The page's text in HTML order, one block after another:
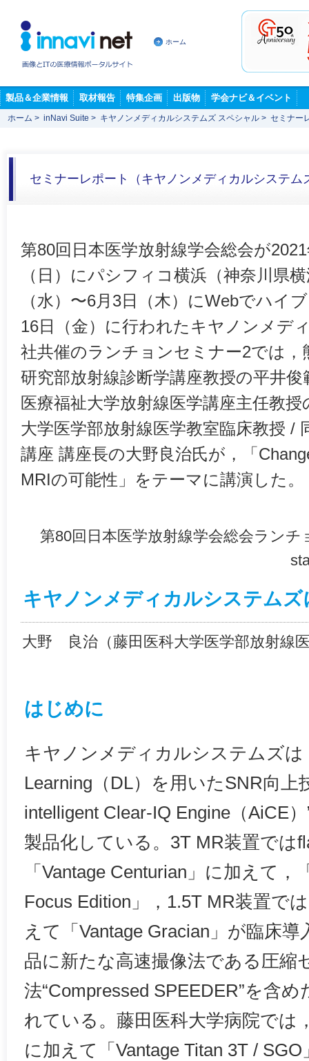
ホーム
製品＆企業情報 取材報告 特集企画 出版物 学会ナビ＆イベント
ホーム > inNavi Suite > キヤノンメディカルシステムズ スペシャル > セミナー
セミナーレポート（キヤノンメディカルシステム
第80回日本医学放射線学会総会が
（日）にパシフィコ横浜（神奈川県
（水）〜6月3日（木）にWebでハイ
16日（金）に行われたキヤノンメデ
社共催のランチョンセミナー2では，
研究部放射線診断学講座教授の平井
医療福祉大学放射線医学講座主任教
大学医学部放射線医学教室臨床教授 /
講座 講座長の大野良治氏が，「
MRIの可能性」をテーマに講演した。
第80回日本医学放射線学会総会ラン
キヤノンメディカルシステムズ
大野 良治（藤田医科大学医学部放射線
はじめに
キヤノンメディカルシステムズは
Learning（DL）を用いたSNR向上
intelligent Clear-IQ Engine（AiCE
製品化している。3T MR装置では
「Vantage Centurian」に加えて，
Focus Edition」，1.5T MR装置で
えて「Vantage Gracian」が臨床
品に新たな高速撮像法である圧縮
法“Compressed SPEEDER”を含
れている。藤田医科大学病院では
に加えて「Vantage Titan 3T /